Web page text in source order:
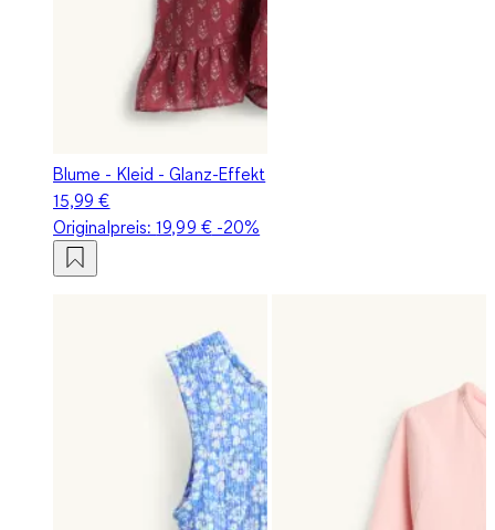
Blume - Kleid - Glanz-Effekt
15,99 €
Originalpreis:19,99 €-20%